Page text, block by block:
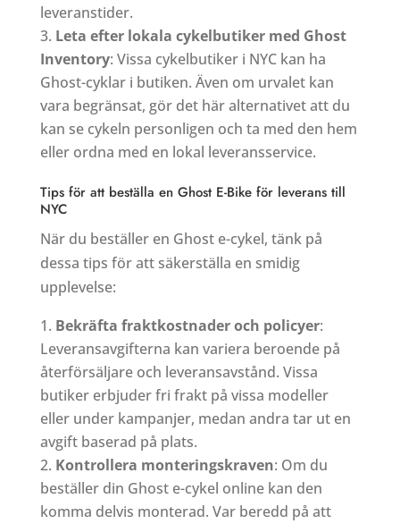
leveranstider.
Leta efter lokala cykelbutiker med Ghost
Inventory: Vissa cykelbutiker i NYC kan ha
Ghost-cyklar i butiken. Även om urvalet kan
vara begränsat, gör det här alternativet att du
kan se cykeln personligen och ta med den hem
eller ordna med en lokal leveransservice.
Tips för att beställa en Ghost E-Bike för leverans till
NYC
När du beställer en Ghost e-cykel, tänk på
dessa tips för att säkerställa en smidig
upplevelse:
Bekräfta fraktkostnader och policyer:
Leveransavgifterna kan variera beroende på
återförsäljare och leveransavstånd. Vissa
butiker erbjuder fri frakt på vissa modeller
eller under kampanjer, medan andra tar ut en
avgift baserad på plats.
Kontrollera monteringskraven: Om du
beställer din Ghost e-cykel online kan den
komma delvis monterad. Var beredd på att